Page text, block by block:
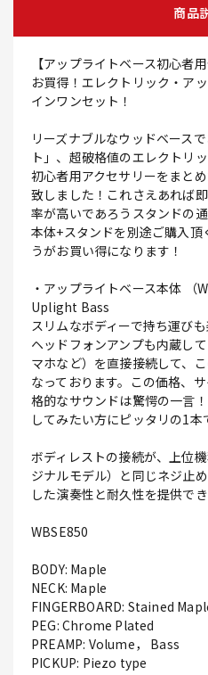
商品
【アップライトベース初心者用
お買得！エレクトリック・ア
インワンセット！
リーズナブルなウッドベース
ト」、超破格値のエレクトリ
初心者用アクセサリーをまと
致しました！これさえあれば
率が高いであろうスタンドの
本体+スタンドを別途ご購入
うがお買い得になります！
・アップライトベース本体
Uplight Bass
スリムなボディーで持ち運び
ヘッドフォンアンプも内蔵し
マホなど）を直接接続して、
なっております。この価格、
格的なサウンドは驚愕の一言
してみたい方にピッタリの1本
ボディレストの接続が、上位
ジナルモデル）と同じネジ止
した演奏性と耐久性を提供で
WBSE850
BODY: Maple
NECK: Maple
FINGERBOARD: Stained
PEG: Chrome Plated
PREAMP: Volume， Bass
PICKUP: Piezo type